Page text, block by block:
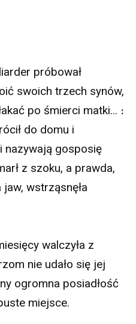
próbował
swoich trzech synów,
po śmierci matki… ։
do domu i
nazywają gosposię
z szoku, a prawda,
wstrząsnęła
walczyła z
nie udało się jej
ogromna posiadłość
miejsce.